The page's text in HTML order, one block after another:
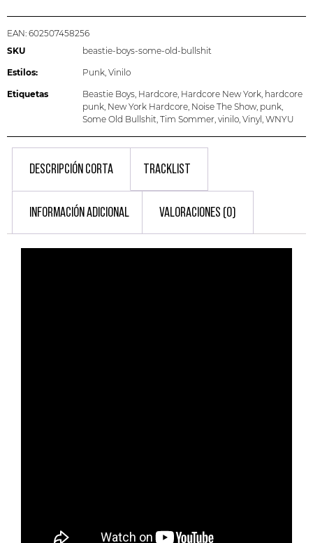
EAN: 602507458256
SKU
beastie-boys-some-old-bullshit
Estilos: Punk Vinilo
Etiquetas Beastie Boys Hardcore Hardcore New York hardcore
punk New York Hardcore Noise The Show punk
Some Old Bullshit Tim Sommer vinilo Vinyl WNYU
DESCRIPCIÓN CORTA TRACKLIST
INFORMACIÓN ADICIONAL VALORACIONES (0)